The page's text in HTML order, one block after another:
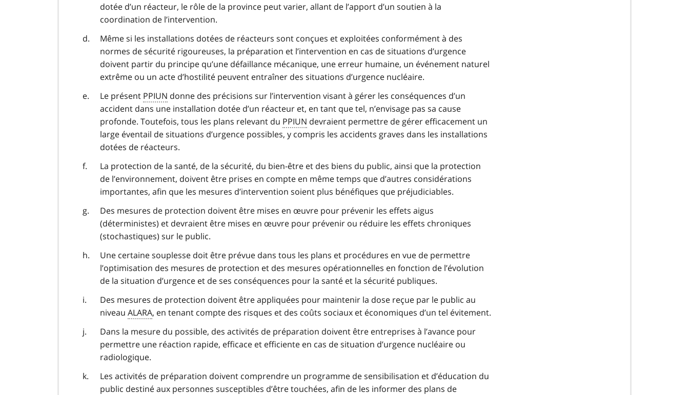
dotée d’un réacteur, le rôle de la province peut varier, allant de l’apport d’un soutien à la
coordination de l’intervention.
Même si les installations dotées de réacteurs sont conçues et exploitées conformément à des
normes de sécurité rigoureuses, la préparation et l’intervention en cas de situations d’urgence
doivent partir du principe qu’une défaillance mécanique, une erreur humaine, un événement naturel
extrême ou un acte d’hostilité peuvent entraîner des situations d’urgence nucléaire.
Le présent PPIUN donne des précisions sur l’intervention visant à gérer les conséquences d’un
accident dans une installation dotée d’un réacteur et, en tant que tel, n’envisage pas sa cause
profonde. Toutefois, tous les plans relevant du PPIUN devraient permettre de gérer efficacement un
large éventail de situations d’urgence possibles, y compris les accidents graves dans les installations
dotées de réacteurs.
La protection de la santé, de la sécurité, du bien-être et des biens du public, ainsi que la protection
de l’environnement, doivent être prises en compte en même temps que d’autres considérations
importantes, afin que les mesures d’intervention soient plus bénéfiques que préjudiciables.
Des mesures de protection doivent être mises en œuvre pour prévenir les effets aigus
(déterministes) et devraient être mises en œuvre pour prévenir ou réduire les effets chroniques
(stochastiques) sur le public.
Une certaine souplesse doit être prévue dans tous les plans et procédures en vue de permettre
l’optimisation des mesures de protection et des mesures opérationnelles en fonction de l’évolution
de la situation d’urgence et de ses conséquences pour la santé et la sécurité publiques.
Des mesures de protection doivent être appliquées pour maintenir la dose reçue par le public au
niveau ALARA, en tenant compte des risques et des coûts sociaux et économiques d’un tel évitement.
Dans la mesure du possible, des activités de préparation doivent être entreprises à l’avance pour
permettre une réaction rapide, efficace et efficiente en cas de situation d’urgence nucléaire ou
radiologique.
Les activités de préparation doivent comprendre un programme de sensibilisation et d’éducation du
public destiné aux personnes susceptibles d’être touchées, afin de les informer des plans de